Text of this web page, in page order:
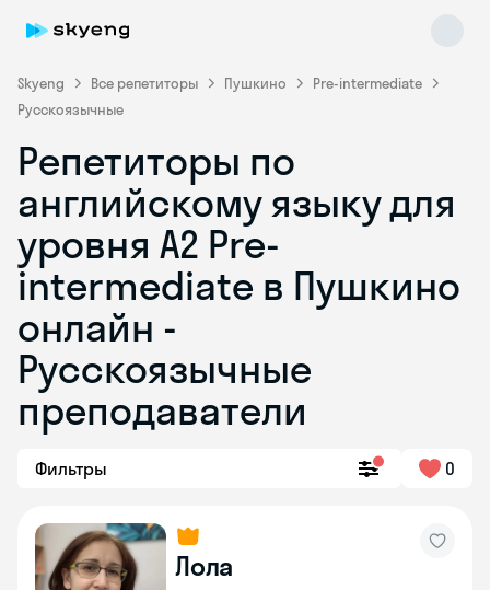
Skyeng Все репетиторы Пушкино
Pre-intermediate
Русскоязычные
Репетиторы по
английскому языку для
уровня A2 Pre-
intermediate в Пушкино
онлайн -
Русскоязычные
преподаватели
Фильтры 0
Лола
Skyeng Chat